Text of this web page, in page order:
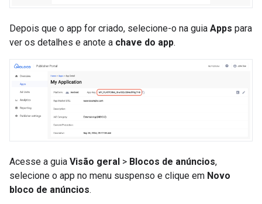
Depois que o app for criado, selecione-o na guia Apps para
ver os detalhes e anote a chave do app.
Acesse a guia Visão geral > Blocos de anúncios,
selecione o app no menu suspenso e clique em Novo
bloco de anúncios.